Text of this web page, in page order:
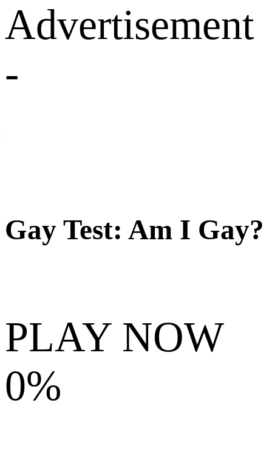
Advertisement
-
Gay Test: Am I Gay?
PLAY NOW
0%